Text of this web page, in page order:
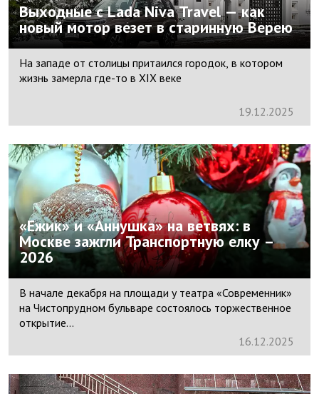
Выходные c Lada Niva Travel — как
новый мотор везет в старинную Верею
На западе от столицы притаился городок, в котором
жизнь замерла где-то в XIX веке
19.12.2025
«Ежик» и «Аннушка» на ветвях: в
Москве зажгли Транспортную елку –
2026
В начале декабря на площади у театра «Современник»
на Чистопрудном бульваре состоялось торжественное
открытие...
16.12.2025